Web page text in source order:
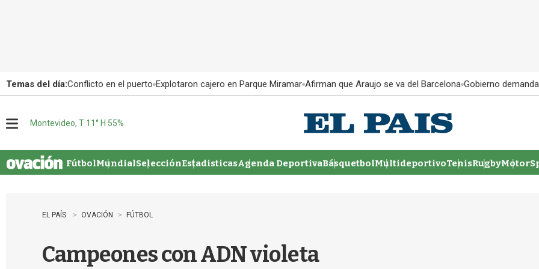
Temas del día:Conflicto en el puerto Explotaron cajero en Parque Miramar Afirman que Araujo se va del Barcelona Gobierno
u
Montevideo, T 11° H 55%
FútbolMundialSelecciónEstadisticasAgenda DeportivaBásquetbolMultideportivoTenisRugby
EL PAÍS OVACIÓN FÚTBOL
Campeones con ADN violeta